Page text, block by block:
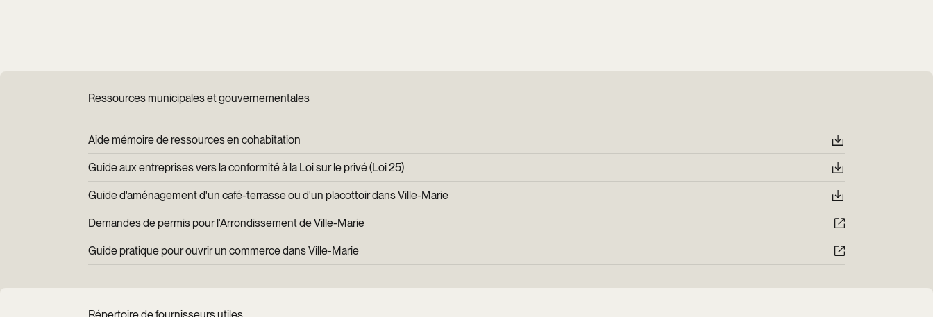
Ressources municipales et gouvernementales
Aide mémoire de ressources en cohabitation
Guide aux entreprises vers la conformité à la Loi sur le privé (Loi 25)
Guide d'aménagement d'un café-terrasse ou d'un placottoir dans Ville-Marie
Demandes de permis pour l'Arrondissement de Ville-Marie
Guide pratique pour ouvrir un commerce dans Ville-Marie